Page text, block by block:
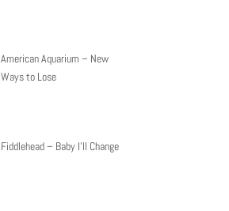
American Aquarium – New
Ways to Lose
Fiddlehead – Baby I’ll Change